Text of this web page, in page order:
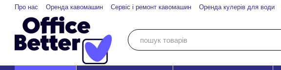
Перейти до основного контенту
Про нас Оренда кавомашин Сервіс і ремонт кавомашин Оренда кулерів для води